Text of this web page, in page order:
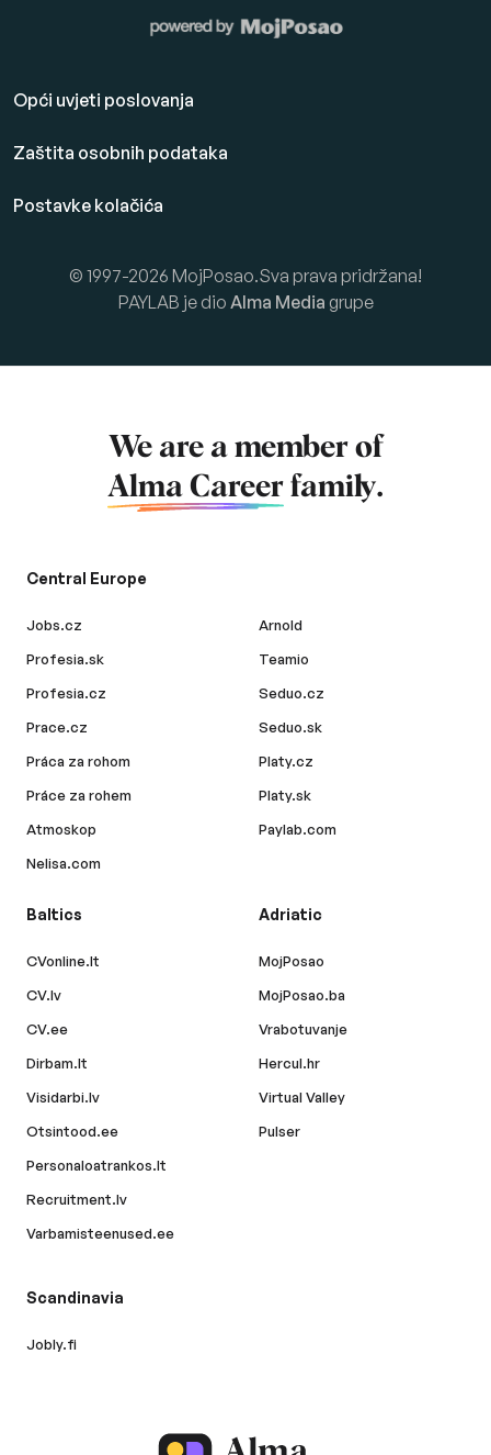
Opći uvjeti poslovanja
Zaštita osobnih podataka
Postavke kolačića
© 1997-2026 MojPosao.Sva prava pridržana!
PAYLAB je dio Alma Media grupe
We are a member of
Alma Career family.
Central Europe
Jobs.cz
Profesia.sk
Profesia.cz
Prace.cz
Práca za rohom
Práce za rohem
Atmoskop
Nelisa.com
Arnold
Teamio
Seduo.cz
Seduo.sk
Platy.cz
Platy.sk
Paylab.com
Baltics
CVonline.lt
CV.lv
CV.ee
Dirbam.lt
Visidarbi.lv
Otsintood.ee
Personaloatrankos.lt
Recruitment.lv
Varbamisteenused.ee
Adriatic
MojPosao
MojPosao.ba
Vrabotuvanje
Hercul.hr
Virtual Valley
Pulser
Scandinavia
Jobly.fi